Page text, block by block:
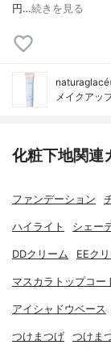
円…続きを見る
メイクアッ
化粧下地関連
ファンデーション
ハイライト シェー
DDクリーム EEク
マスカラトップコー
アイシャドウベース
つけまつげ つけま